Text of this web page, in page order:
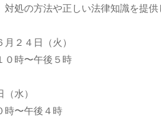
処の方法や正しい法律知識を提
２４日（火）
〜午後５時
水）
午後４時